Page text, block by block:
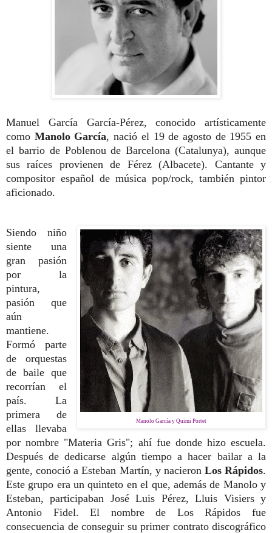
Manuel García García-Pérez, conocido artísticamente
como Manolo García, nació el 19 de agosto de 1955 en
el barrio de Poblenou de Barcelona (Catalunya), aunque
sus raíces provienen de Férez (Albacete). Cantante y
compositor español de música pop/rock, también pintor
aficionado.
Manolo García y Quimi Portet
Siendo niño
siente una
gran pasión
por la
pintura,
pasión que
aún
mantiene.
Formó parte
de orquestas
de baile que
recorrían el
país. La
primera de
ellas llevaba
por nombre "Materia Gris"; ahí fue donde hizo escuela.
Después de dedicarse algún tiempo a hacer bailar a la
gente, conoció a Esteban Martín, y nacieron Los Rápidos.
Este grupo era un quinteto en el que, además de Manolo y
Esteban, participaban José Luis Pérez, Lluis Visiers y
Antonio Fidel. El nombre de Los Rápidos fue
consecuencia de conseguir su primer contrato discográfico